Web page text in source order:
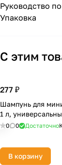
Руководство
Упаковка
С этим
277 ₽
Шампунь для
1 л,
0 0 Достаточно
В корзину